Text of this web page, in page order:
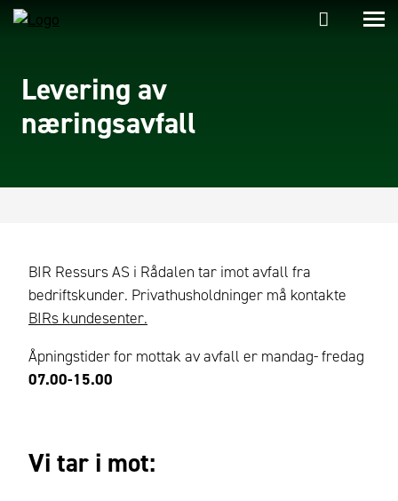
Levering av
næringsavfall
BIR Ressurs AS i Rådalen tar imot avfall fra
bedriftskunder. Privathusholdninger må kontakte
BIRs kundesenter.
Åpningstider for mottak av avfall er mandag- fredag
07.00-15.00
Vi tar i mot: